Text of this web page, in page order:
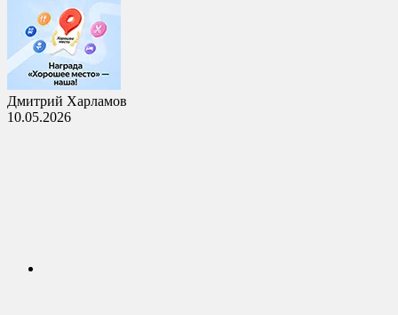
Дмитрий Харламов
10.05.2026